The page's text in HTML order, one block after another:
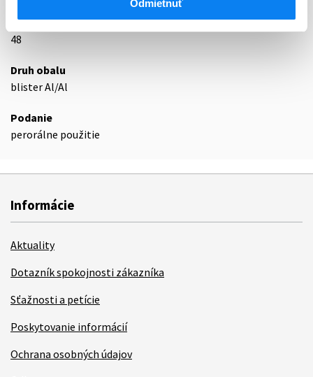
Odmietnuť
Exspirácia
48
Druh obalu
blister Al/Al
Podanie
perorálne použitie
Informácie
Aktuality
Dotazník spokojnosti zákazníka
Sťažnosti a petície
Poskytovanie informácií
Ochrana osobných údajov